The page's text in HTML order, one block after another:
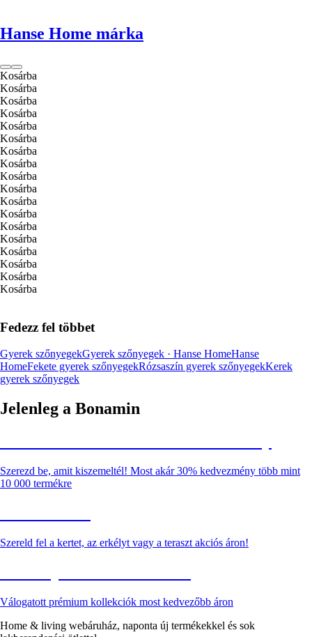
Hanse Home márka
Kosárba
Kosárba
Kosárba
Kosárba
Kosárba
Kosárba
Kosárba
Kosárba
Kosárba
Kosárba
Kosárba
Kosárba
Kosárba
Kosárba
Kosárba
Kosárba
Kosárba
Kosárba
Fedezz fel többet
Gyerek szőnyegekGyerek szőnyegek · Hanse HomeHanse
HomeFekete gyerek szőnyegekRózsaszín gyerek szőnyegekKerek
gyerek szőnyegek
Jelenleg a Bonamin
Szerezd be, amit kiszemeltél! Most akár 30% kedvezmény több mint
10 000 termékre
Szereld fel a kertet, az erkélyt vagy a teraszt akciós áron!
Válogatott prémium kollekciók most kedvezőbb áron
Home & living webáruház, naponta új termékekkel és sok